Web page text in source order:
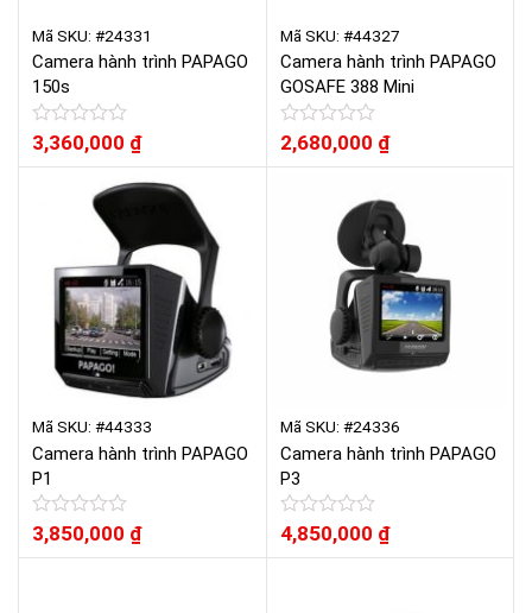
Mã SKU: #24331
Camera hành trình PAPAGO
150s
Được
xếp
3,360,000 ₫
Mã SKU: #44327
Camera hành trình PAPAGO
GOSAFE 388 Mini
Được
xếp
2,680,000 ₫
Mã SKU: #44333
Camera hành trình PAPAGO
P1
Được
xếp
3,850,000 ₫
Mã SKU: #24336
Camera hành trình PAPAGO
P3
Được
xếp
4,850,000 ₫